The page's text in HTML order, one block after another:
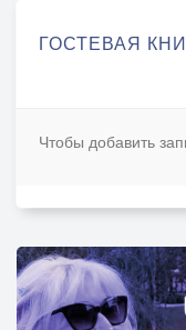
ГОСТЕВАЯ
Чтобы добавить